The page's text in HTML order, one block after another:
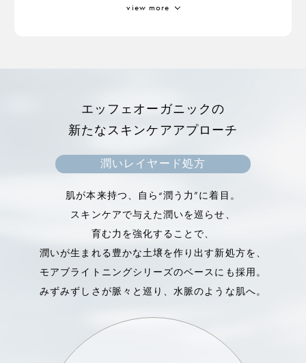
ジジフススピラクリスチ葉エキス
アフリカの砂漠に生息する植物。
高い保湿力で肌の水分量をアップさせ、ターンオー
キメを整えて、肌をなめらかにします。
view more
エッフェオーガニックの
新たなスキンケアアプローチ
潤いレイヤード処方
肌が本来持つ、自ら“潤う力”に着目。
スキンケアで与えた潤いを巡らせ、
育む力を強化することで、
潤いが生まれる豊かな土壌を作り出す新処方を、
モアブライトニングシリーズのベースにも採用。
みずみずしさが脈々と巡り、水脈のような肌へ。